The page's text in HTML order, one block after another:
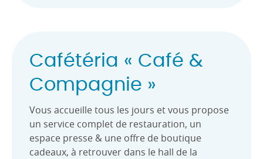
Cafétéria « Café &
Compagnie »
Vous accueille tous les jours et vous propose
un service complet de restauration, un
espace presse & une offre de boutique
cadeaux, à retrouver dans le hall de la